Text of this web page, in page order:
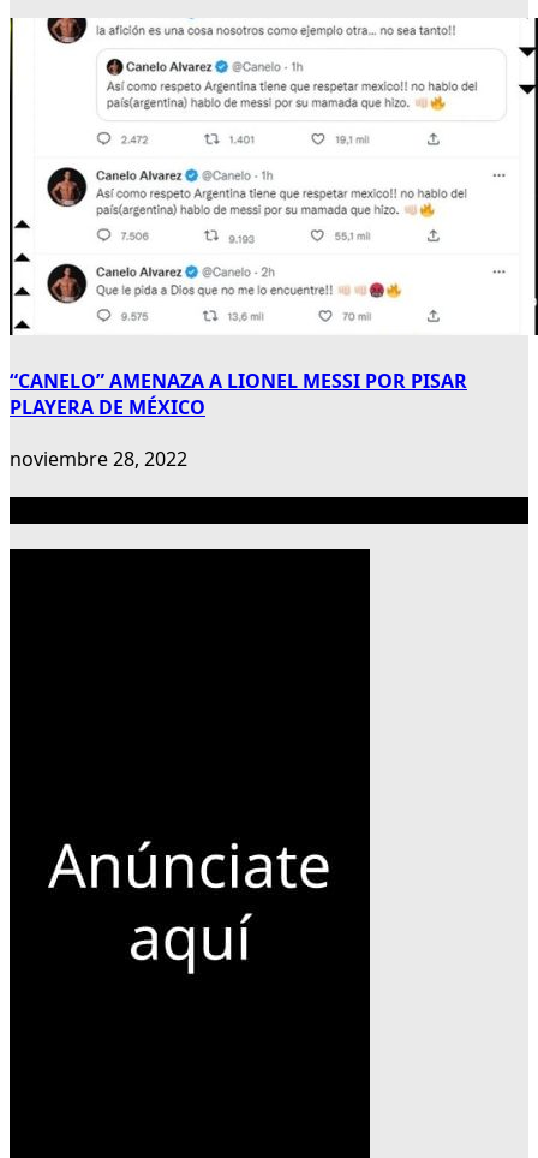
“CANELO” AMENAZA A LIONEL MESSI POR PISAR
PLAYERA DE MÉXICO
noviembre 28, 2022